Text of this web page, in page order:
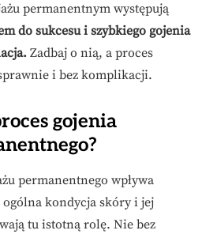
permanentnym występują
do sukcesu i szybkiego gojenia
Zadbaj o nią, a proces
i bez komplikacji.
gojenia
permanentnego wpływa
kondycja skóry i jej
tu istotną rolę. Nie bez